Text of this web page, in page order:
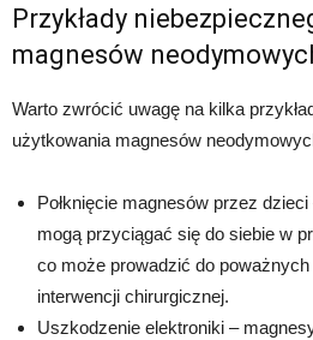
Przykłady
magnesów
Warto zwrócić uwagę na kilka
użytkowania magnesów
Połknięcie magnesów przez
mogą przyciągać się do siebie w
co może prowadzić do
interwencji chirurgicznej.
Uszkodzenie elektroniki –